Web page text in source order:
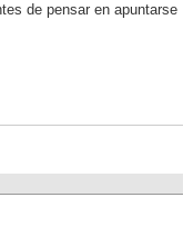
de pensar en apuntarse